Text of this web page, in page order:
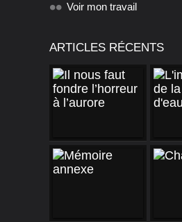
Voir mon travail
ARTICLES RÉCENTS